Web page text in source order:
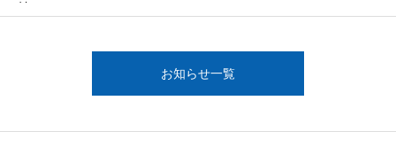
始 2026.6.20-
お知らせ一覧